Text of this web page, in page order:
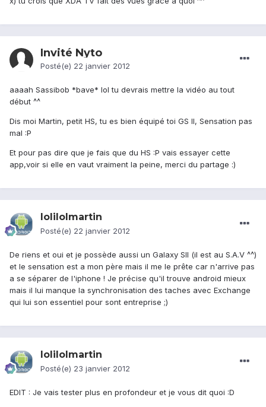
Invité Nyto
Posté(e) 22 janvier 2012
aaaah Sassibob *bave* lol tu devrais mettre la vidéo au tout
début ^^
Dis moi Martin, petit HS, tu es bien équipé toi GS II, Sensation pas
mal :P
Et pour pas dire que je fais que du HS :P vais essayer cette
app,voir si elle en vaut vraiment la peine, merci du partage :)
lolilolmartin
Posté(e) 22 janvier 2012
De riens et oui et je possède aussi un Galaxy SII (il est au S.A.V ^^)
et le sensation est a mon père mais il me le prête car n'arrive pas
a se séparer de l'iphone ! Je précise qu'il trouve android mieux
mais il lui manque la synchronisation des taches avec Exchange
qui lui son essentiel pour sont entreprise ;)
lolilolmartin
Posté(e) 23 janvier 2012
EDIT : Je vais tester plus en profondeur et je vous dit quoi :D